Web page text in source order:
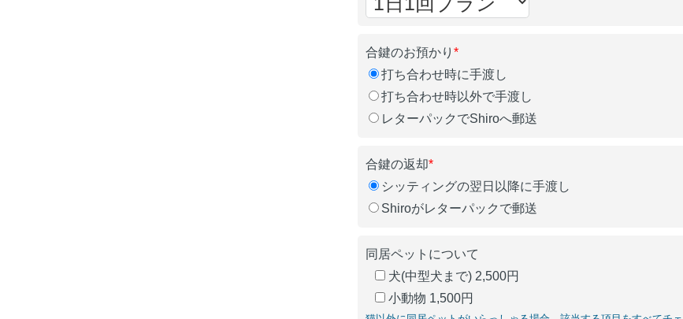
合鍵のお預かり*
打ち合わせ時に手渡し
打ち合わせ時以外で手渡し
レターパックでShiroへ郵送
合鍵の返却*
シッティングの翌日以降に手渡し
Shiroがレターパックで郵送
同居ペットについて
犬(中型犬まで) 2,500円
小動物 1,500円